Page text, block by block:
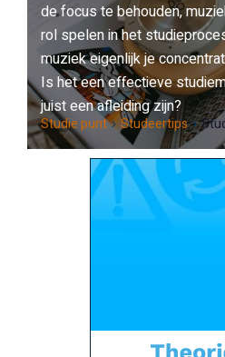
de focus te behouden,
rol spelen in het
muziek eigenlijk je
Is het een effectieve
juist een afleiding zijn?
Studie punt Studeertips